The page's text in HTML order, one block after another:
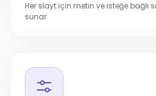
Her slayt için metin ve isteğe bağlı
sunar.